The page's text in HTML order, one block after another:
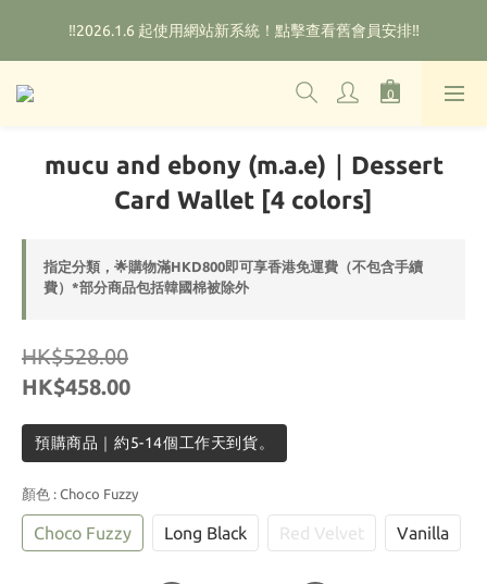
🌟購物滿HKD800即可享香港免運費（不包含手續費）*部分商品
除外
‼️2026.1.6 起使用網站新系統！點擊查看舊會員安排‼️
🌟購物滿HKD800即可享香港免運費（不包含手續費）*部分商品
mucu and ebony (m.a.e)｜Dessert
Card Wallet [4 colors]
指定分類，🌟購物滿HKD800即可享香港免運費（不包含手續
費）*部分商品包括韓國棉被除外
HK$528.00
HK$458.00
預購商品｜約5-14個工作天到貨。
顏色 : Choco Fuzzy
Choco Fuzzy Long Black Red Velvet Vanilla